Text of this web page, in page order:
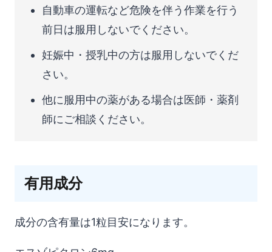
自動車の運転など危険を伴う作業を行う
前日は服用しないでください。
妊娠中・授乳中の方は服用しないでくだ
さい。
他に服用中の薬がある場合は医師・薬剤
師にご相談ください。
有用成分
成分の含有量は1粒目安になります。